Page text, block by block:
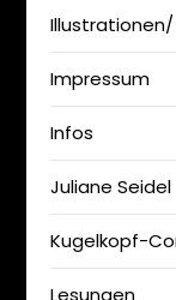
Illustrationen/
Impressum
Infos
Juliane Seidel
Kugelkopf-
Lesungen